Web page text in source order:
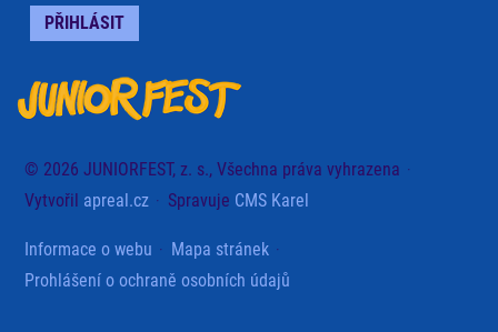
PŘIHLÁSIT
© 2026 JUNIORFEST, z. s., Všechna práva vyhrazena
Vytvořil apreal.cz Spravuje CMS Karel
Informace o webu
Mapa stránek
Prohlášení o ochraně osobních údajů